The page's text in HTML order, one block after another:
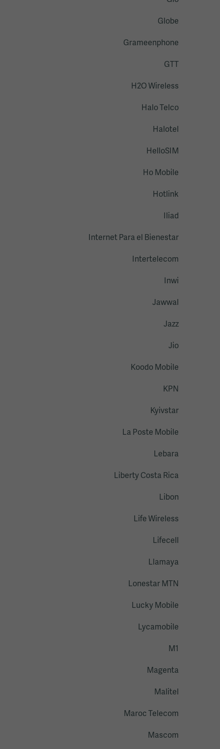
Globe
Grameenphone
GTT
H2O Wireless
Halo Telco
Halotel
HelloSIM
Ho Mobile
Hotlink
Iliad
Internet Para el Bienestar
Intertelecom
Inwi
Jawwal
Jazz
Jio
Koodo Mobile
KPN
Kyivstar
La Poste Mobile
Lebara
Liberty Costa Rica
Libon
Life Wireless
Lifecell
Llamaya
Lonestar MTN
Lucky Mobile
Lycamobile
M1
Magenta
Malitel
Maroc Telecom
Mascom